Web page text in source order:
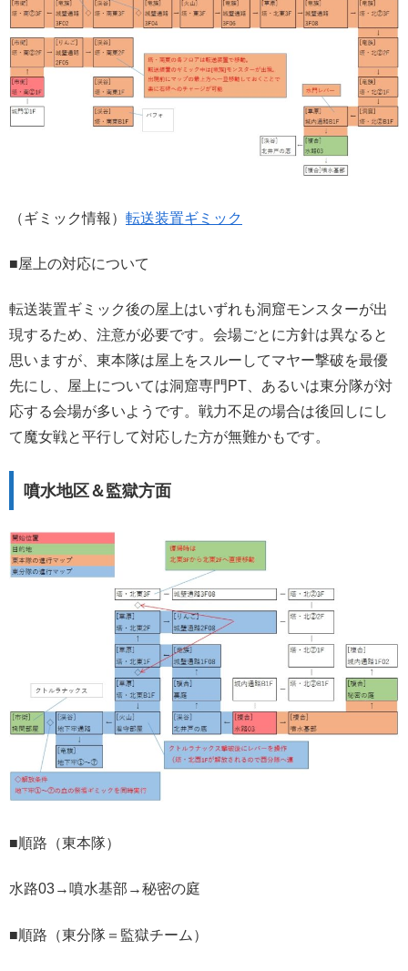
（ギミック情報） 転送装置ギミック
■屋上の対応について
転送装置ギミック後の屋上はいずれも洞窟モンスターが出
現するため、注意が必要です。会場ごとに方針は異なると
思いますが、東本隊は屋上をスルーしてマヤー撃破を最優
先にし、屋上については洞窟専門PT、あるいは東分隊が対
応する会場が多いようです。戦力不足の場合は後回しにし
て魔女戦と平行して対応した方が無難かもです。
噴水地区＆監獄方面
■順路（東本隊）
水路03→噴水基部→秘密の庭
■順路（東分隊＝監獄チーム）